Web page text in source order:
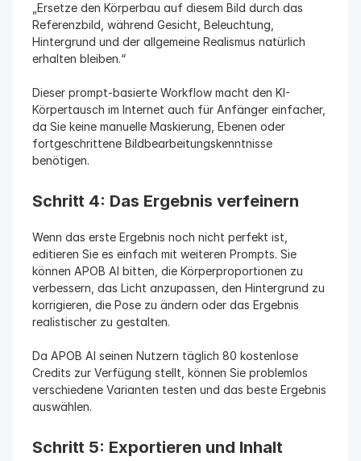
„Ersetze den Körperbau auf diesem Bild durch das
Referenzbild, während Gesicht, Beleuchtung,
Hintergrund und der allgemeine Realismus natürlich
erhalten bleiben.“
Dieser prompt-basierte Workflow macht den KI-
Körpertausch im Internet auch für Anfänger einfacher,
da Sie keine manuelle Maskierung, Ebenen oder
fortgeschrittene Bildbearbeitungskenntnisse
benötigen.
Schritt 4: Das Ergebnis verfeinern
Wenn das erste Ergebnis noch nicht perfekt ist,
editieren Sie es einfach mit weiteren Prompts. Sie
können APOB AI bitten, die Körperproportionen zu
verbessern, das Licht anzupassen, den Hintergrund zu
korrigieren, die Pose zu ändern oder das Ergebnis
realistischer zu gestalten.
Da APOB AI seinen Nutzern täglich 80 kostenlose
Credits zur Verfügung stellt, können Sie problemlos
verschiedene Varianten testen und das beste Ergebnis
auswählen.
Schritt 5: Exportieren und Inhalt